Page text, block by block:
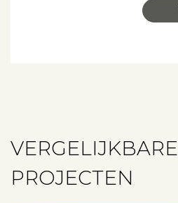
VERGELIJKBARE
PROJECTEN